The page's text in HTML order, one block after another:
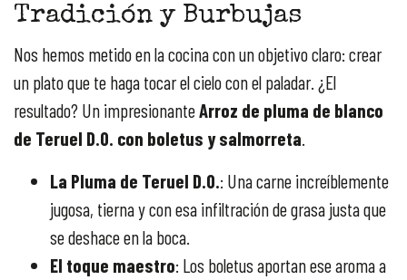
Tradición y Burbujas
Nos hemos metido en la cocina con un objetivo claro: crear
un plato que te haga tocar el cielo con el paladar. ¿El
resultado? Un impresionanteArroz de pluma de blanco
de Teruel D.O. con boletus y salmorreta
La Pluma de Teruel D.O.: Una carne increíblemente
jugosa, tierna y con esa infiltración de grasa justa que
se deshace en la boca.
El toque maestro: Los boletus aportan ese aroma a